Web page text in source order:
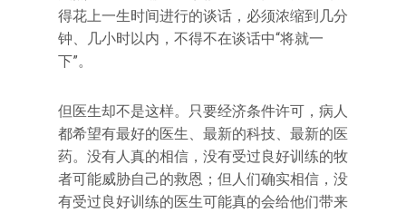
得花上一生时间进行的谈话，必须浓缩到几分
钟、几小时以内，不得不在谈话中“将就一
下”。
但医生却不是这样。只要经济条件许可，病人
都希望有最好的医生、最新的科技、最新的医
药。没有人真的相信，没有受过良好训练的牧
者可能威胁自己的救恩；但人们确实相信，没
有受过良好训练的医生可能真的会给他们带来